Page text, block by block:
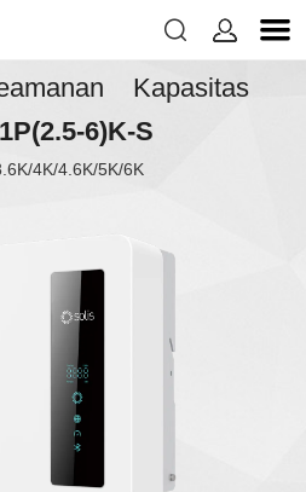
 
Kapasitas
6)K-S
4K/4.6K/5K/6K